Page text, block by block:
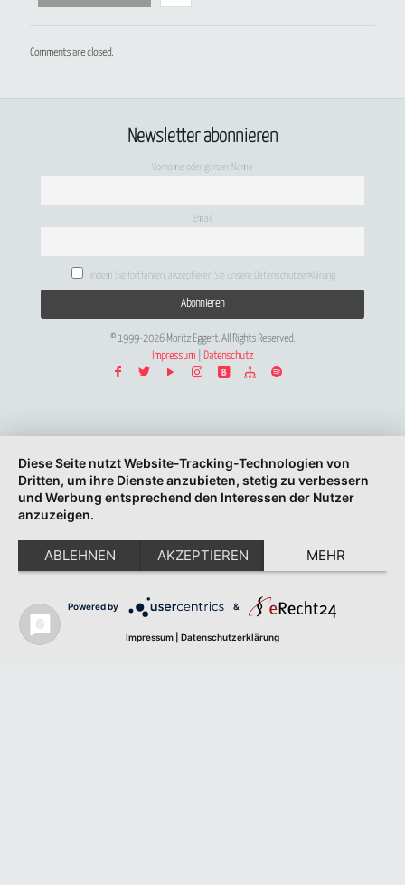
Comments are closed.
Newsletter abonnieren
Vorname oder ganzer Name
Email
Indem Sie fortfahren, akzeptieren Sie unsere Datenschutzerklärung.
© 1999-2026 Moritz Eggert. All Rights Reserved.
Impressum
Datenschutz
Diese Seite nutzt Website-Tracking-Technologien von
Dritten, um ihre Dienste anzubieten, stetig zu verbessern
und Werbung entsprechend den Interessen der Nutzer
anzuzeigen.
ABLEHNEN AKZEPTIEREN MEHR
Powered by &
Impressum Datenschutzerklärung